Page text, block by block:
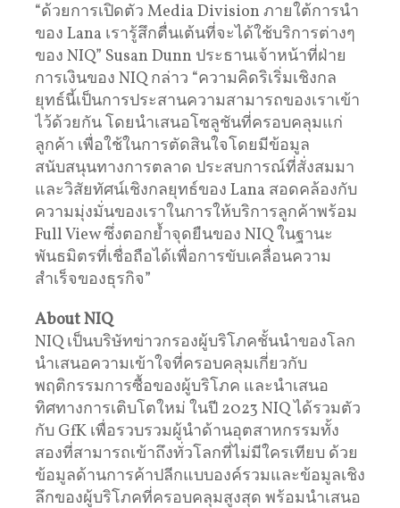
“ด้วยการเปิดตัว Media Division ภายใต้การนำ
ของ Lana เรารู้สึกตื่นเต้นที่จะได้ใช้บริการต่างๆ
ของ NIQ” Susan Dunn ประธานเจ้าหน้าที่ฝ่าย
การเงินของ NIQ กล่าว “ความคิดริเริ่มเชิงกล
ยุทธ์นี้เป็นการประสานความสามารถของเราเข้า
ไว้ด้วยกัน โดยนำเสนอโซลูชันที่ครอบคลุมแก่
ลูกค้า เพื่อใช้ในการตัดสินใจโดยมีข้อมูล
สนับสนุนทางการตลาด ประสบการณ์ที่สั่งสมมา
และวิสัยทัศน์เชิงกลยุทธ์ของ Lana สอดคล้องกับ
ความมุ่งมั่นของเราในการให้บริการลูกค้าพร้อม
Full View ซึ่งตอกย้ำจุดยืนของ NIQ ในฐานะ
พันธมิตรที่เชื่อถือได้เพื่อการขับเคลื่อนความ
สำเร็จของธุรกิจ”
About NIQ
NIQ เป็นบริษัทข่าวกรองผู้บริโภคชั้นนำของโลก
นำเสนอความเข้าใจที่ครอบคลุมเกี่ยวกับ
พฤติกรรมการซื้อของผู้บริโภค และนำเสนอ
ทิศทางการเติบโตใหม่ ในปี 2023 NIQ ได้รวมตัว
กับ GfK เพื่อรวบรวมผู้นำด้านอุตสาหกรรมทั้ง
สองที่สามารถเข้าถึงทั่วโลกที่ไม่มีใครเทียบ ด้วย
ข้อมูลด้านการค้าปลีกแบบองค์รวมและข้อมูลเชิง
ลึกของผู้บริโภคที่ครอบคลุมสูงสุด พร้อมนำเสนอ